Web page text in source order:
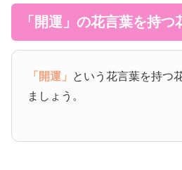
「開運」の花言葉を持つ
「開運」 という花言葉を持つ
ましょう。